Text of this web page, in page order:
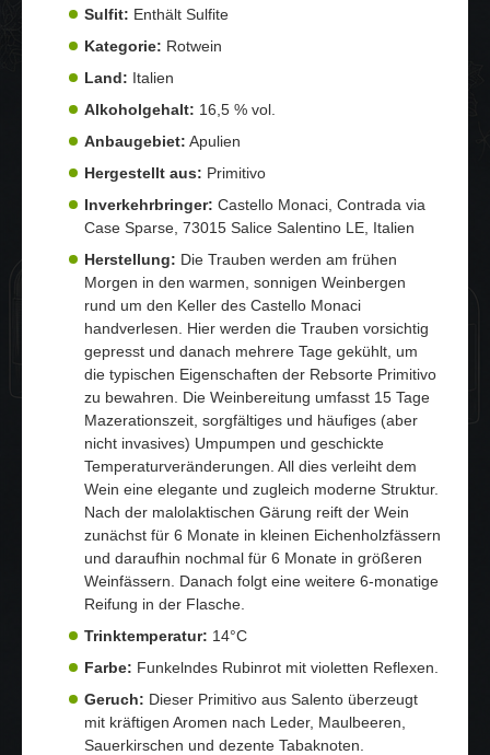
Sulfit: Enthält Sulfite
Kategorie: Rotwein
Land: Italien
Alkoholgehalt: 16,5 % vol.
Anbaugebiet: Apulien
Hergestellt aus: Primitivo
Inverkehrbringer: Castello Monaci, Contrada via
Case Sparse, 73015 Salice Salentino LE, Italien
Herstellung: Die Trauben werden am frühen
Morgen in den warmen, sonnigen Weinbergen
rund um den Keller des Castello Monaci
handverlesen. Hier werden die Trauben vorsichtig
gepresst und danach mehrere Tage gekühlt, um
die typischen Eigenschaften der Rebsorte Primitivo
zu bewahren. Die Weinbereitung umfasst 15 Tage
Mazerationszeit, sorgfältiges und häufiges (aber
nicht invasives) Umpumpen und geschickte
Temperaturveränderungen. All dies verleiht dem
Wein eine elegante und zugleich moderne Struktur.
Nach der malolaktischen Gärung reift der Wein
zunächst für 6 Monate in kleinen Eichenholzfässern
und daraufhin nochmal für 6 Monate in größeren
Weinfässern. Danach folgt eine weitere 6-monatige
Reifung in der Flasche.
Trinktemperatur: 14°C
Farbe: Funkelndes Rubinrot mit violetten Reflexen.
Geruch: Dieser Primitivo aus Salento überzeugt
mit kräftigen Aromen nach Leder, Maulbeeren,
Sauerkirschen und dezente Tabaknoten.